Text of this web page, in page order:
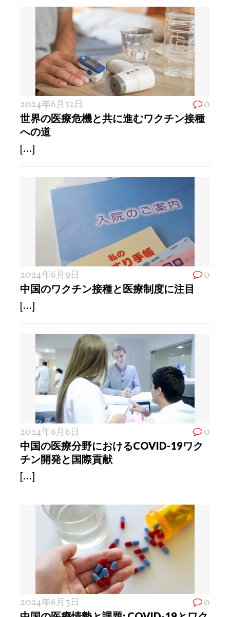
2024年6月12日 0
世界の医療危機と共に進むワクチン接種
への道
[...]
2024年6月9日 0
中国のワクチン接種と医療制度に注目
[...]
2024年6月6日 0
中国の医療分野におけるCOVID-19ワク
チン開発と国際貢献
[...]
2024年6月3日 0